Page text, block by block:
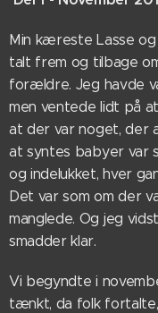
Min kæreste Lasse
talt frem og tilbage
forældre. Jeg havde
men ventede lidt på
at der var noget, der
at syntes babyer var
og indelukket, hver
Det var som om der
manglede. Og jeg
smadder klar.
Vi begyndte i
tænkt, da folk fortalte,